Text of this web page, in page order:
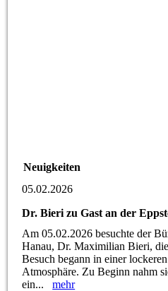
Neuigkeiten
05.02.2026
Dr. Bieri zu Gast an der
Am 05.02.2026 besuchte der
Hanau, Dr. Maximilian Bieri,
Besuch begann in einer
Atmosphäre. Zu Beginn nahm
ein...mehr